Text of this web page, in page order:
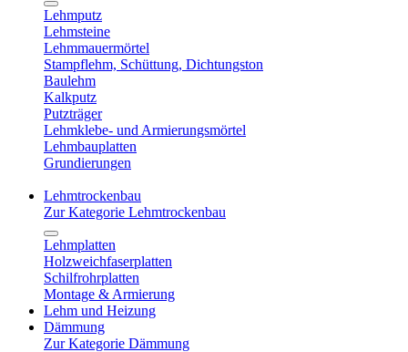
Lehmputz
Lehmsteine
Lehmmauermörtel
Stampflehm, Schüttung, Dichtungston
Baulehm
Kalkputz
Putzträger
Lehmklebe- und Armierungsmörtel
Lehmbauplatten
Grundierungen
Lehmtrockenbau
Zur Kategorie Lehmtrockenbau
Lehmplatten
Holzweichfaserplatten
Schilfrohrplatten
Montage & Armierung
Lehm und Heizung
Dämmung
Zur Kategorie Dämmung